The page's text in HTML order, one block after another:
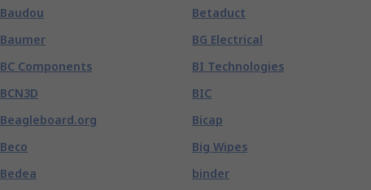
Baudou
Baumer
BC Components
BCN3D
Beagleboard.org
Beco
Bedea
Betaduct
BG Electrical
BI Technologies
BIC
Bicap
Big Wipes
binder